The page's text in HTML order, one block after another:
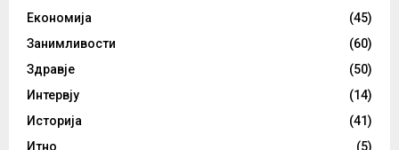
Економија
(45)
Занимливости
(60)
Здравје
(50)
Интервју
(14)
Историја
(41)
Итно
(5)